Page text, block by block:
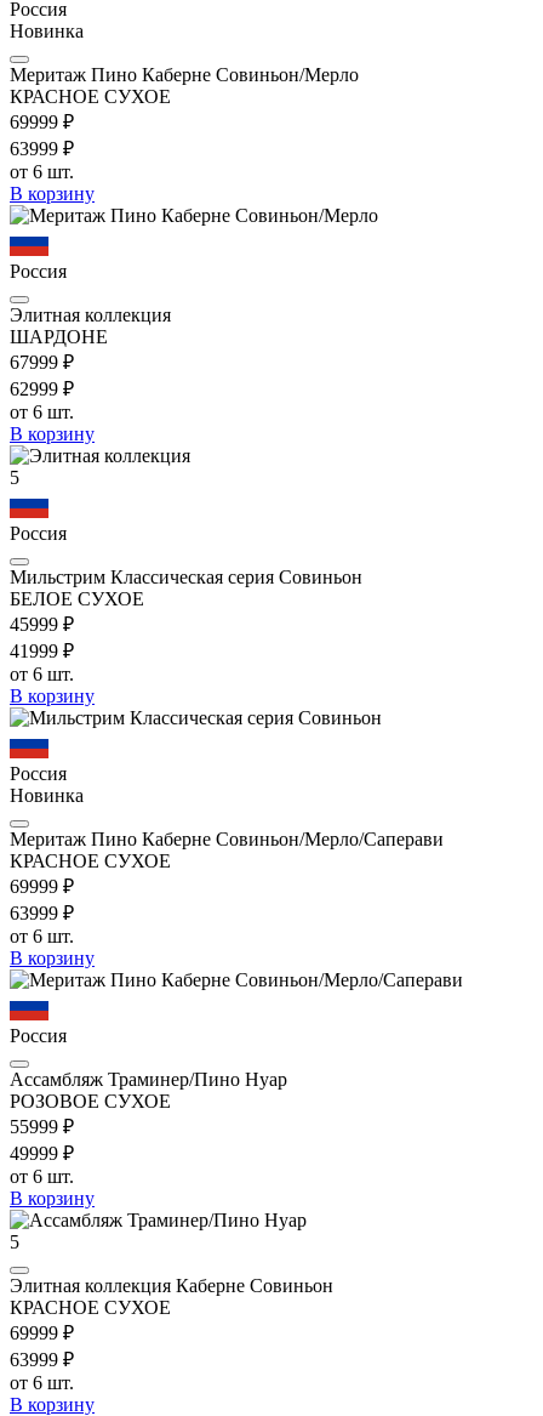
Россия
Новинка
Меритаж Пино Каберне Совиньон/Мерло
КРАСНОЕ СУХОЕ
69999 ₽
63999 ₽
от 6 шт.
В корзину
Россия
Элитная коллекция
ШАРДОНЕ
67999 ₽
62999 ₽
от 6 шт.
В корзину
5
Россия
Мильстрим Классическая серия Совиньон
БЕЛОЕ СУХОЕ
45999 ₽
41999 ₽
от 6 шт.
В корзину
Россия
Новинка
Меритаж Пино Каберне Совиньон/Мерло/Саперави
КРАСНОЕ СУХОЕ
69999 ₽
63999 ₽
от 6 шт.
В корзину
Россия
Ассамбляж Траминер/Пино Нуар
РОЗОВОЕ СУХОЕ
55999 ₽
49999 ₽
от 6 шт.
В корзину
5
Элитная коллекция Каберне Совиньон
КРАСНОЕ СУХОЕ
69999 ₽
63999 ₽
от 6 шт.
В корзину